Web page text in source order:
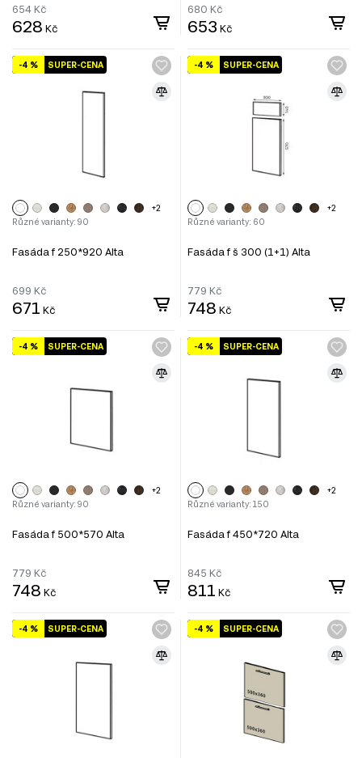
654 Kč
628 Kč
680 Kč
653 Kč
SUPER-CENA
-4 %
+2
Různé varianty: 90
Fasáda f 250*920 Alta
699 Kč
671 Kč
SUPER-CENA
-4 %
+2
Různé varianty: 60
Fasáda f š 300 (1+1) Alta
779 Kč
748 Kč
SUPER-CENA
-4 %
+2
Různé varianty: 90
Fasáda f 500*570 Alta
779 Kč
748 Kč
SUPER-CENA
-4 %
+2
Různé varianty: 150
Fasáda f 450*720 Alta
845 Kč
811 Kč
SUPER-CENA
-4 % SUPER-CENA
-4 %